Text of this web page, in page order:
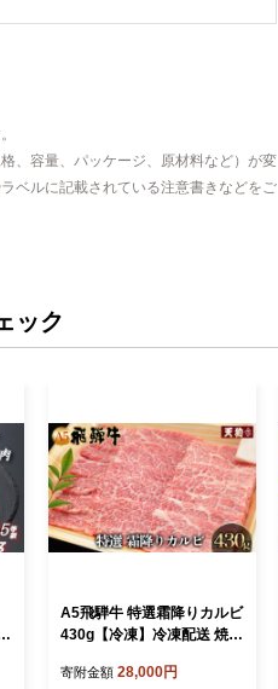
、容量、パッケージ、原材料など）が変
ベルに記載されている注意書きなどをご
ック
A5飛騨牛 特選霜降りカルビ
430g【冷凍】冷凍配送 焼肉
牛肉 肉 和牛 赤身 人気 ブラ
寄附金額 28,000円